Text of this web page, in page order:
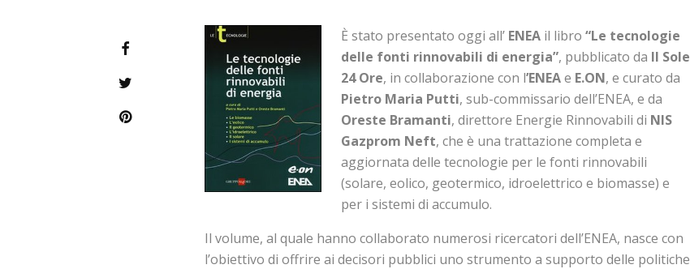
È stato presentato oggi all’ ENEA il libro “Le tecnologie
delle fonti rinnovabili di energia”, pubblicato da Il Sole
24 Ore, in collaborazione con l’ENEAe E.ON, e curato da
Pietro Maria Putti, sub-commissario dell’ENEA, e da
Oreste Bramanti, direttore Energie Rinnovabili di NIS
Gazprom Neft, che è una trattazione completa e
aggiornata delle tecnologie per le fonti rinnovabili
(solare, eolico, geotermico, idroelettrico e biomasse) e
per i sistemi di accumulo.
Il volume, al quale hanno collaborato numerosi ricercatori dell’ENEA, nasce con
l’obiettivo di offrire ai decisori pubblici uno strumento a supporto delle politiche